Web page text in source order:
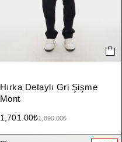
Hırka Detaylı Gri Şişme
Mont
1,890.00₺
1,701.00₺